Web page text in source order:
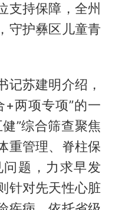
支持保障，全州
守护彝区儿童青
记苏建明介绍，
+两项专项”的一
”综合筛查聚焦
重管理、脊柱保
题，力求早发
针对先天性心脏